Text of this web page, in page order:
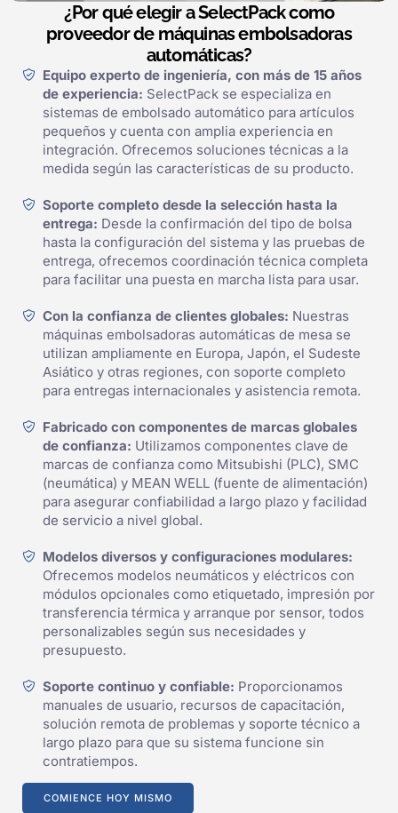
¿Por qué elegir a SelectPack como
proveedor de máquinas embolsadoras
automáticas?
Equipo experto de ingeniería, con más de 15 años
de experiencia: SelectPack se especializa en
sistemas de embolsado automático para artículos
pequeños y cuenta con amplia experiencia en
integración. Ofrecemos soluciones técnicas a la
medida según las características de su producto.
Soporte completo desde la selección hasta la
entrega: Desde la confirmación del tipo de bolsa
hasta la configuración del sistema y las pruebas de
entrega, ofrecemos coordinación técnica completa
para facilitar una puesta en marcha lista para usar.
Con la confianza de clientes globales: Nuestras
máquinas embolsadoras automáticas de mesa se
utilizan ampliamente en Europa, Japón, el Sudeste
Asiático y otras regiones, con soporte completo
para entregas internacionales y asistencia remota.
Fabricado con componentes de marcas globales
de confianza: Utilizamos componentes clave de
marcas de confianza como Mitsubishi (PLC), SMC
(neumática) y MEAN WELL (fuente de alimentación)
para asegurar confiabilidad a largo plazo y facilidad
de servicio a nivel global.
Modelos diversos y configuraciones modulares:
Ofrecemos modelos neumáticos y eléctricos con
módulos opcionales como etiquetado, impresión por
transferencia térmica y arranque por sensor, todos
personalizables según sus necesidades y
presupuesto.
Soporte continuo y confiable: Proporcionamos
manuales de usuario, recursos de capacitación,
solución remota de problemas y soporte técnico a
largo plazo para que su sistema funcione sin
contratiempos.
COMIENCE HOY MISMO